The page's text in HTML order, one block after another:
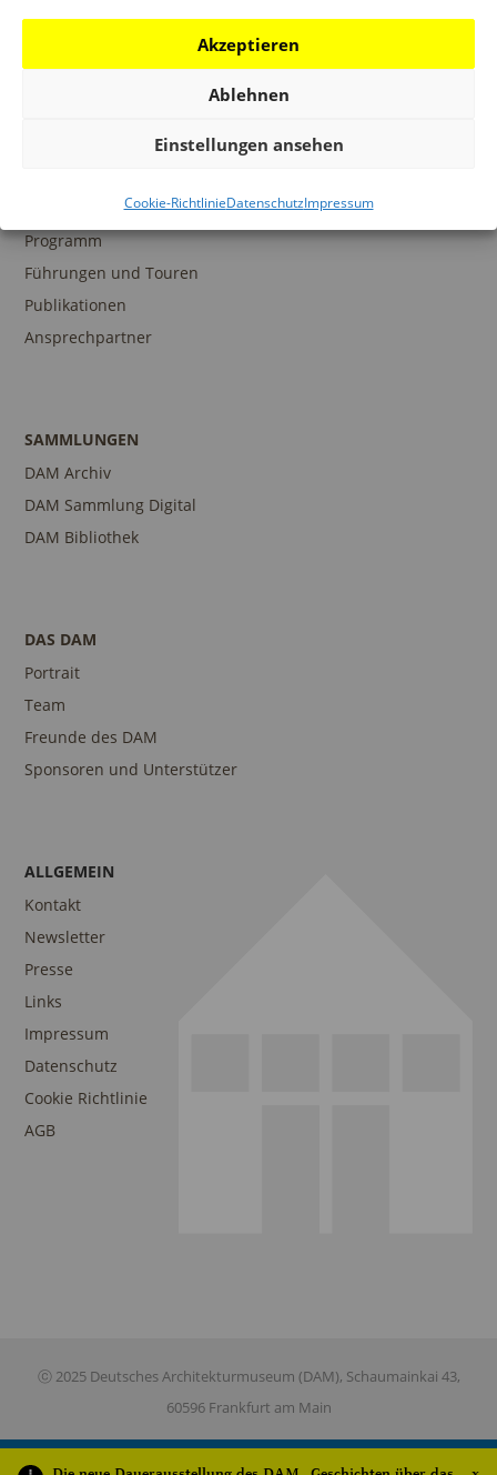
Akzeptieren
Ablehnen
Einstellungen ansehen
Cookie-RichtlinieDatenschutzImpressum
Architekturpreise
Programm
Führungen und Touren
Publikationen
Ansprechpartner
SAMMLUNGEN
DAM Archiv
DAM Sammlung Digital
DAM Bibliothek
DAS DAM
Portrait
Team
Freunde des DAM
Sponsoren und Unterstützer
ALLGEMEIN
Kontakt
Newsletter
Presse
Links
Impressum
Datenschutz
Cookie Richtlinie
AGB
ⓒ 2025 Deutsches Architekturmuseum (DAM), Schaumainkai 43,
60596 Frankfurt am Main